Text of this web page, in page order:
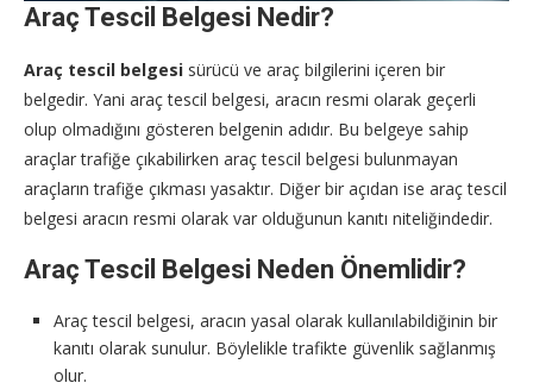
Araç Tescil Belgesi Nedir?
Araç tescil belgesi sürücü ve araç bilgilerini içeren bir
belgedir. Yani araç tescil belgesi, aracın resmi olarak geçerli
olup olmadığını gösteren belgenin adıdır. Bu belgeye sahip
araçlar trafiğe çıkabilirken araç tescil belgesi bulunmayan
araçların trafiğe çıkması yasaktır. Diğer bir açıdan ise araç tescil
belgesi aracın resmi olarak var olduğunun kanıtı niteliğindedir.
Araç Tescil Belgesi Neden Önemlidir?
Araç tescil belgesi, aracın yasal olarak kullanılabildiğinin bir
kanıtı olarak sunulur. Böylelikle trafikte güvenlik sağlanmış
olur.